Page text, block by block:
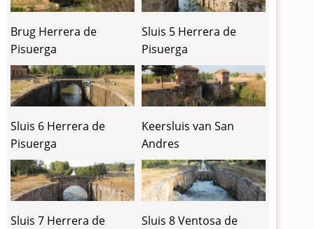
Brug Herrera de
Pisuerga
Sluis 5 Herrera de
Pisuerga
Sluis 6 Herrera de
Pisuerga
Keersluis van San
Andres
Sluis 7 Herrera de
Sluis 8 Ventosa de